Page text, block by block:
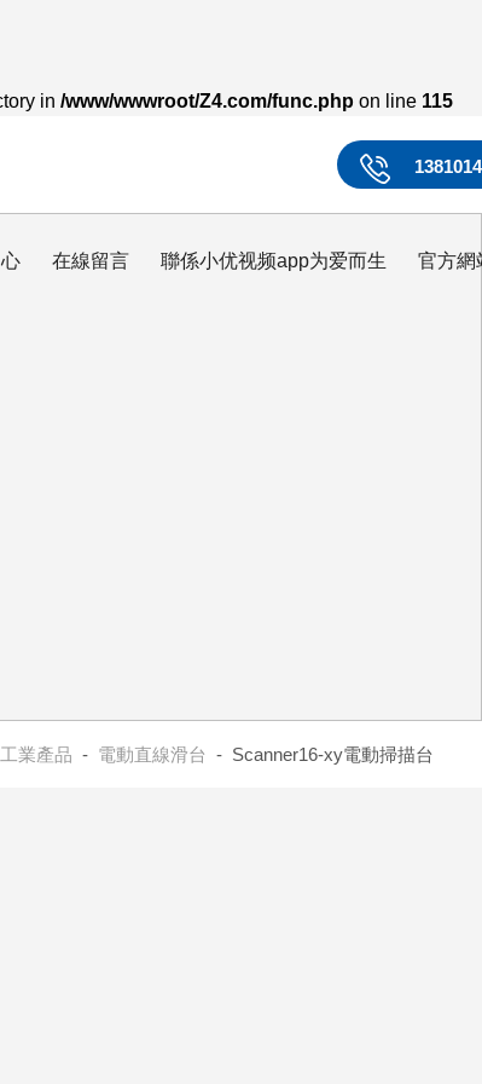
in /www/wwwroot/Z4.com/func.php on line 115
在線留言 聯係小优视频app为爱而生 官方網
工業產品 - 電動直線滑台 - Scanner16-xy電動掃描台